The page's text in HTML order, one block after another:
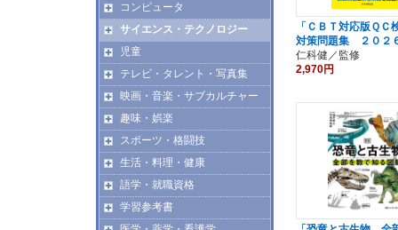
コンピュータ
サイエンス・テクノロジー
児童
テレビ・タレント・写真集
映画・音楽・サブカルチャー
趣味・娯楽
スポーツ・格闘技
生活・料理・健康
語学・就職資格
学習参考書
「ＣＢＴ対応版ＱＣ
対策問題集 ２０２
仁科健／監修
2,970円